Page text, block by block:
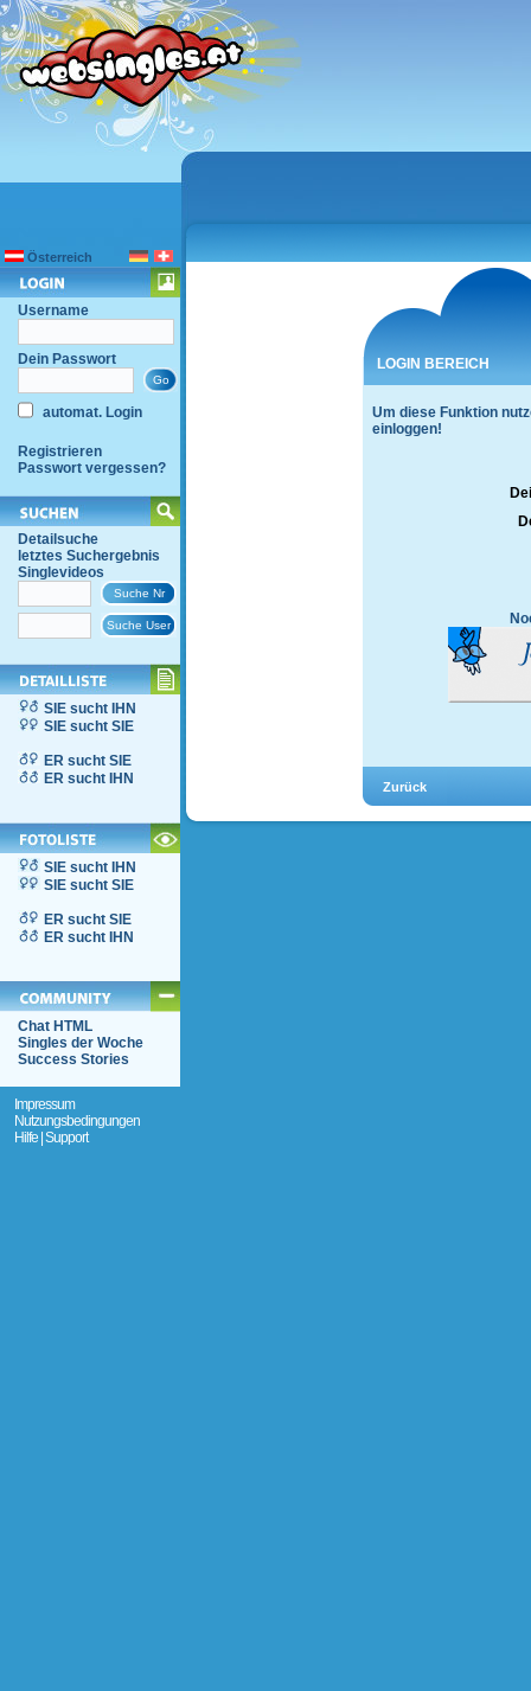
Österreich
Username
Dein Passwort
automat. Login
Registrieren
Passwort vergessen?
Detailsuche
letztes Suchergebnis
Singlevideos
SIE sucht IHN
SIE sucht SIE
ER sucht SIE
ER sucht IHN
SIE sucht IHN
SIE sucht SIE
ER sucht SIE
ER sucht IHN
Chat HTML
Singles der Woche
Success Stories
Impressum
Nutzungsbedingungen
Hilfe | Support
LOGIN BEREICH
Um diese Funktion
einloggen!